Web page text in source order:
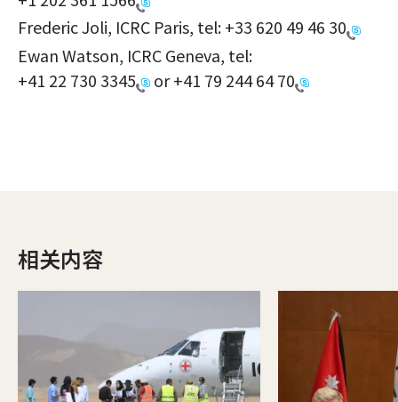
Frederic Joli, ICRC Paris, tel:+33 620 49 46 30
Ewan Watson, ICRC Geneva, tel:
+41 22 730 3345
or+41 79 244 64 70
相关内容